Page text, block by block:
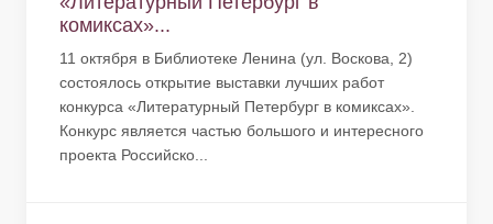
комиксах»...
11 октября в Библиотеке Ленина (ул. Воскова, 2)
состоялось открытие выставки лучших работ
конкурса «Литературный Петербург в комиксах».
Конкурс является частью большого и интересного
проекта Российско...